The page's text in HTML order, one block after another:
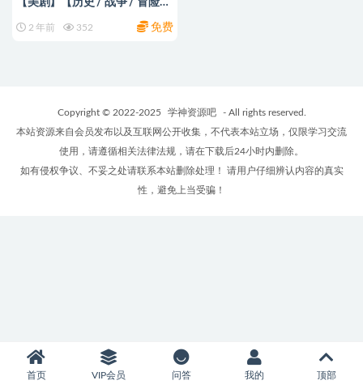
盘2 年前 352 免费
Copyright © 2022-2025 学神资源吧
- All rights reserved.
本站资源来自会员发布以及互联网公开收集，不代表本站立场，仅限学习交流
使用，请遵循相关法律法规，请在下载后24小时内删除。
如有侵权争议、不妥之处请联系本站删除处理！ 请用户仔细辨认内容的真实
性，避免上当受骗！
首页 VIP会员 问答 我的 顶部